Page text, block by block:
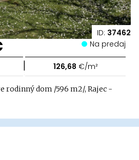
ID: 37462
Na predaj
| 126,68 €/m²
rodinný dom /596 m2/, Rajec -